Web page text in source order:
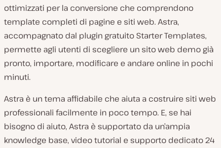
ottimizzati per la conversione che comprendono
template completi di pagine e siti web. Astra,
accompagnato dal plugin gratuito Starter Templates,
permette agli utenti di scegliere un sito web demo già
pronto, importare, modificare e andare online in pochi
minuti.
Astra è un tema affidabile che aiuta a costruire siti web
professionali facilmente in poco tempo. E, se hai
bisogno di aiuto, Astra è supportato da un’ampia
knowledge base, video tutorial e supporto dedicato 24